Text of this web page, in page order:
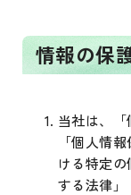
情報の保
当社は、
「個人情
ける特定
する法律